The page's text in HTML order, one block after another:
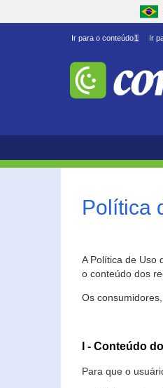
Ir para o conteúdo1 Ir
Política
A Política de Uso
o conteúdo dos
Os
I - Conteúdo
Para que o